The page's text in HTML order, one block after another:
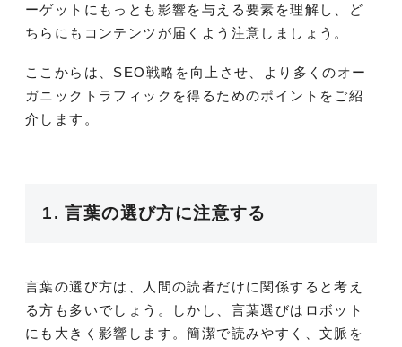
ーゲットにもっとも影響を与える要素を理解し、ど
ちらにもコンテンツが届くよう注意しましょう。
ここからは、SEO戦略を向上させ、より多くのオー
ガニックトラフィックを得るためのポイントをご紹
介します。
1. 言葉の選び方に注意する
言葉の選び方は、人間の読者だけに関係すると考え
る方も多いでしょう。しかし、言葉選びはロボット
にも大きく影響します。簡潔で読みやすく、文脈を